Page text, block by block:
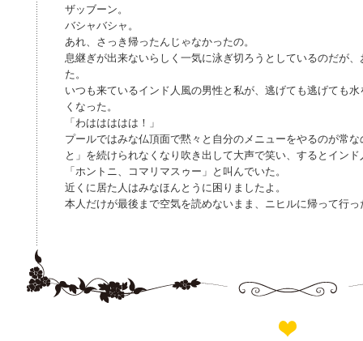
ザッブーン。
バシャバシャ。
あれ、さっき帰ったんじゃなかったの。
息継ぎが出来ないらしく一気に泳ぎ切ろうとしているのだが
た。
いつも来ているインド人風の男性と私が、逃げても逃げても
くなった。
「わははははは！」
プールではみな仏頂面で黙々と自分のメニューをやるのが常
と」を続けられなくなり吹き出して大声で笑い、するとイン
「ホントニ、コマリマスゥー」と叫んでいた。
近くに居た人はみなほんとうに困りましたよ。
本人だけが最後まで空気を読めないまま、ニヒルに帰って行